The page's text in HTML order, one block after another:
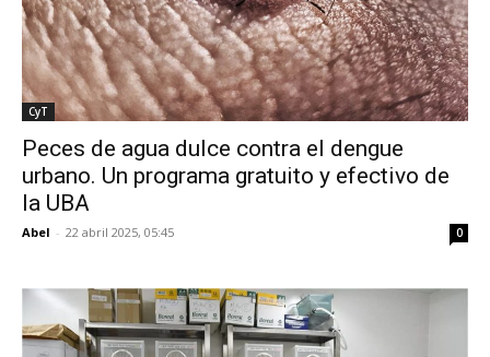
CyT
Peces de agua dulce contra el dengue
urbano. Un programa gratuito y efectivo de
la UBA
Abel - 22 abril 2025, 05:45 0